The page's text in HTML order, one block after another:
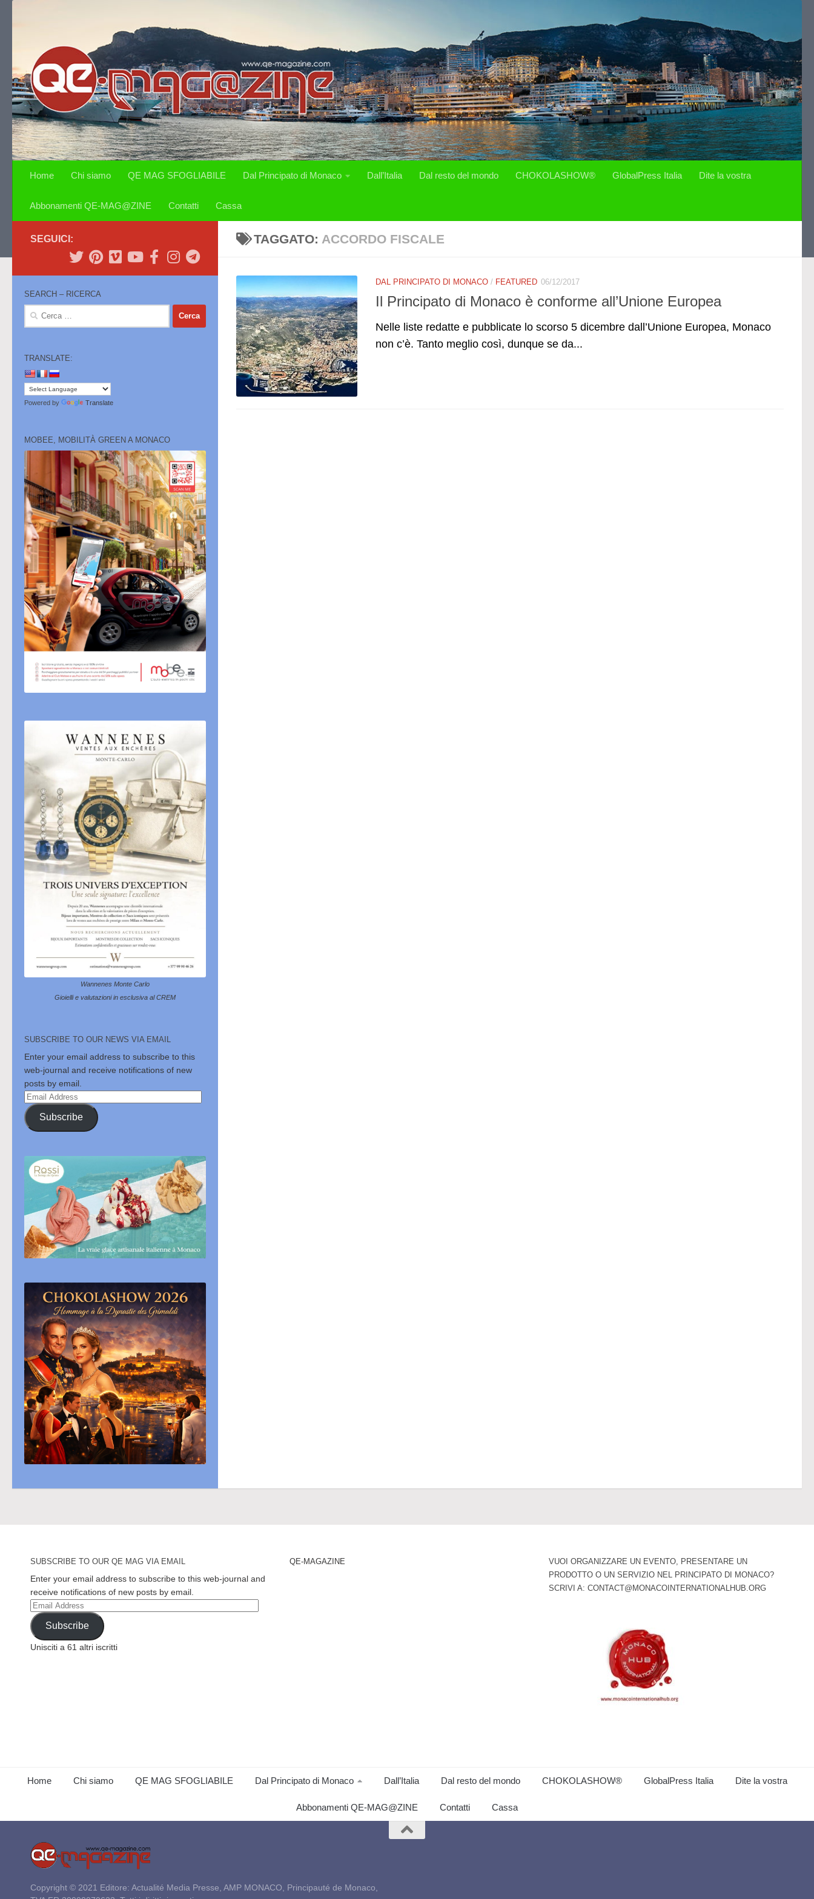
Home Chi siamo QE MAG SFOGLIABILE Dal Principato di Monaco Dall’Italia Dal resto del mondo CHOKOLASHOW® GlobalPress Italia Dite la vostra
Abbonamenti QE-MAG@ZINE Contatti Cassa
TAGGATO: ACCORDO FISCALE
DAL PRINCIPATO DI MONACO / FEATURED 06/12/2017
Il Principato di Monaco è conforme all’Unione Europea
Nelle liste redatte e pubblicate lo scorso 5 dicembre dall’Unione Europea, Monaco
non c’è. Tanto meglio così, dunque se da...
SEGUICI:
SEARCH – RICERCA
Ricerca
TRANSLATE:
Powered by Translate
MOBEE, MOBILITÀ GREEN A MONACO
Wannenes Monte Carlo
Gioielli e valutazioni in esclusiva al CREM
SUBSCRIBE TO OUR NEWS VIA EMAIL
Enter your email address to subscribe to this
web-journal and receive notifications of new
posts by email.
Email
Address
Subscribe
SUBSCRIBE TO OUR QE MAG VIA EMAIL
Enter your email address to subscribe to this web-journal and
receive notifications of new posts by email.
Email
Address
Subscribe
Unisciti a 61 altri iscritti
QE-MAGAZINE
VUOI ORGANIZZARE UN EVENTO, PRESENTARE UN
PRODOTTO O UN SERVIZIO NEL PRINCIPATO DI MONACO?
SCRIVI A: CONTACT@MONACOINTERNATIONALHUB.ORG
Home Chi siamo QE MAG SFOGLIABILE Dal Principato di Monaco Dall’Italia Dal resto del mondo CHOKOLASHOW® GlobalPress Italia Dite la vostra
Abbonamenti QE-MAG@ZINE Contatti Cassa
Copyright © 2021 Editore: Actualité Media Presse, AMP MONACO, Principauté de Monaco,